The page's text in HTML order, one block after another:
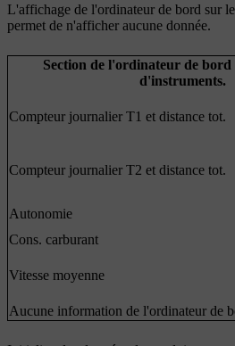
L'affichage de l'ordinateur de bord sur
permet de n'afficher aucune donnée.
Section de l'ordinateur de bord
d'instruments.
Compteur journalier T1 et distance tot.
Compteur journalier T2 et distance tot.
Autonomie
Cons. carburant
Vitesse moyenne
Aucune information de l'ordinateur de